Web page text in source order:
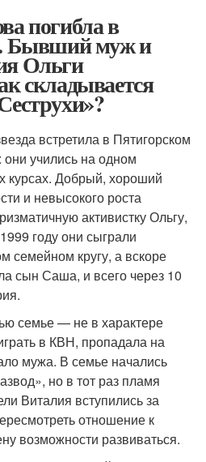
погибла в
Бывший муж и
Ольги
складывается
встретила в Пятигорском
учились на одном
курсах. Добрый, хороший
и невысокого роста
активистку Ольгу,
году они сыграли
семейном кругу, а вскоре
сын Саша, и всего через 10
семье — не в характере
в КВН, пропадала на
мужа. В семье начались
но в тот раз пламя
Виталия вступились за
отношение к
возможности развиваться.